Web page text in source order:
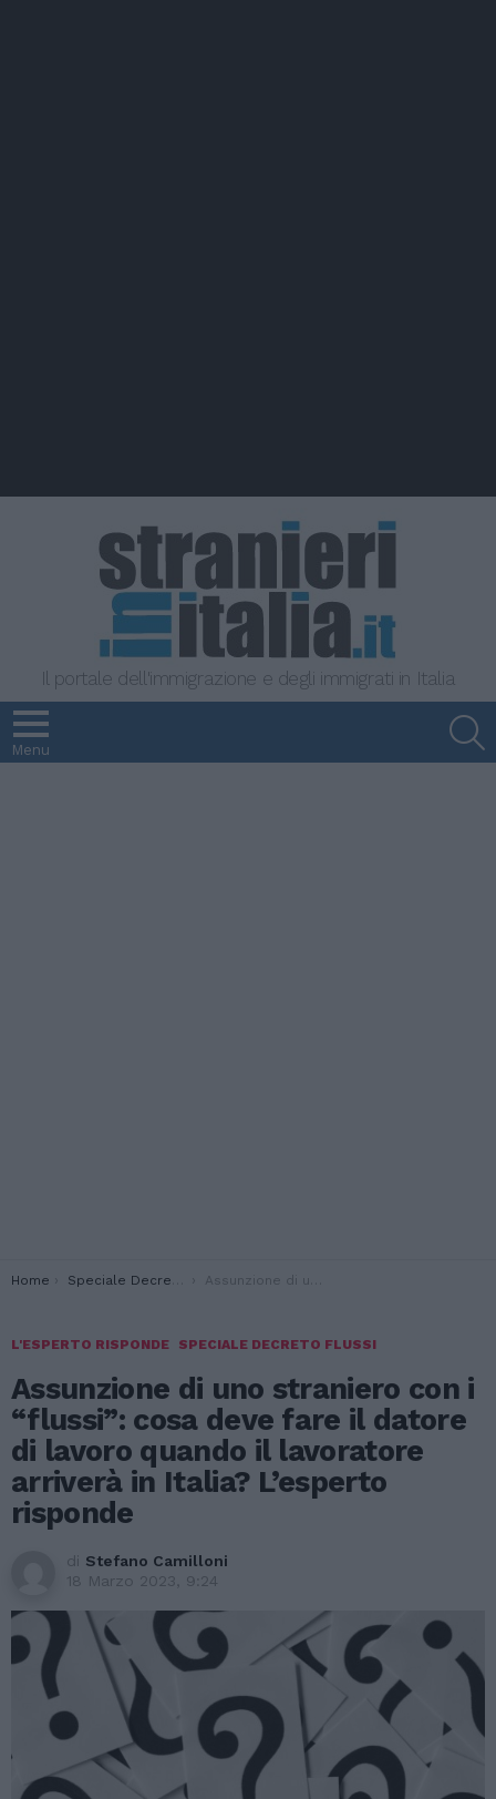
Il portale dell'immigrazione e degli immigrati in Italia
Menu
You are here:
Home Speciale Decreto Flussi Assunzione di uno straniero con i “flussi”: cosa deve fare il datore di lavoro quando il lavoratore arriverà in Italia? L’esperto risponde
L'ESPERTO RISPONDE SPECIALE DECRETO FLUSSI
Assunzione di uno straniero con i
“flussi”: cosa deve fare il datore
di lavoro quando il lavoratore
arriverà in Italia? L’esperto
risponde
di Stefano Camilloni
18 Marzo 2023, 9:24